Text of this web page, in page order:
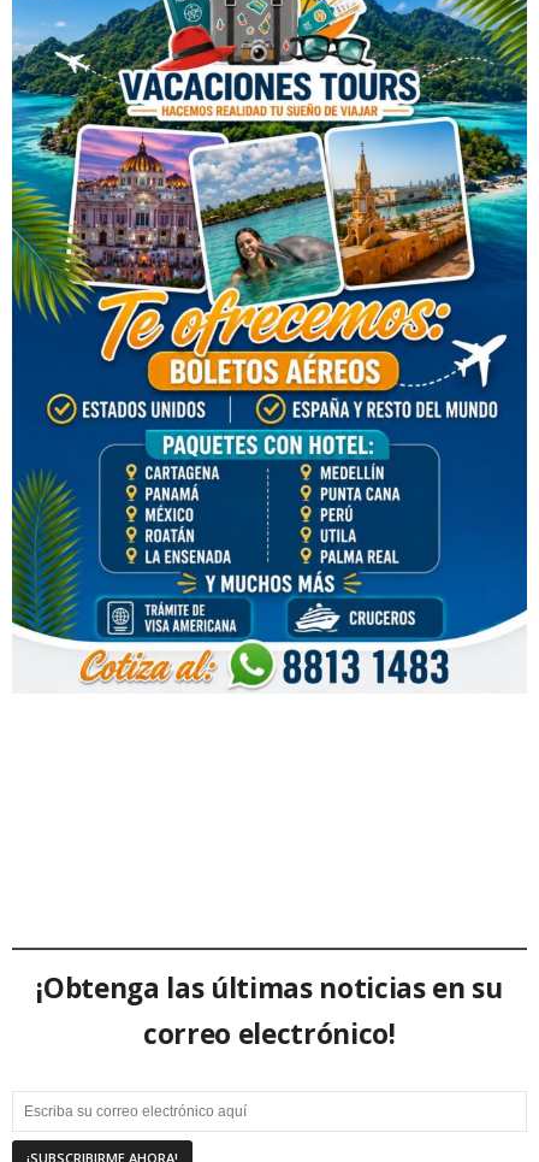
¡Obtenga las últimas noticias en su
correo electrónico!